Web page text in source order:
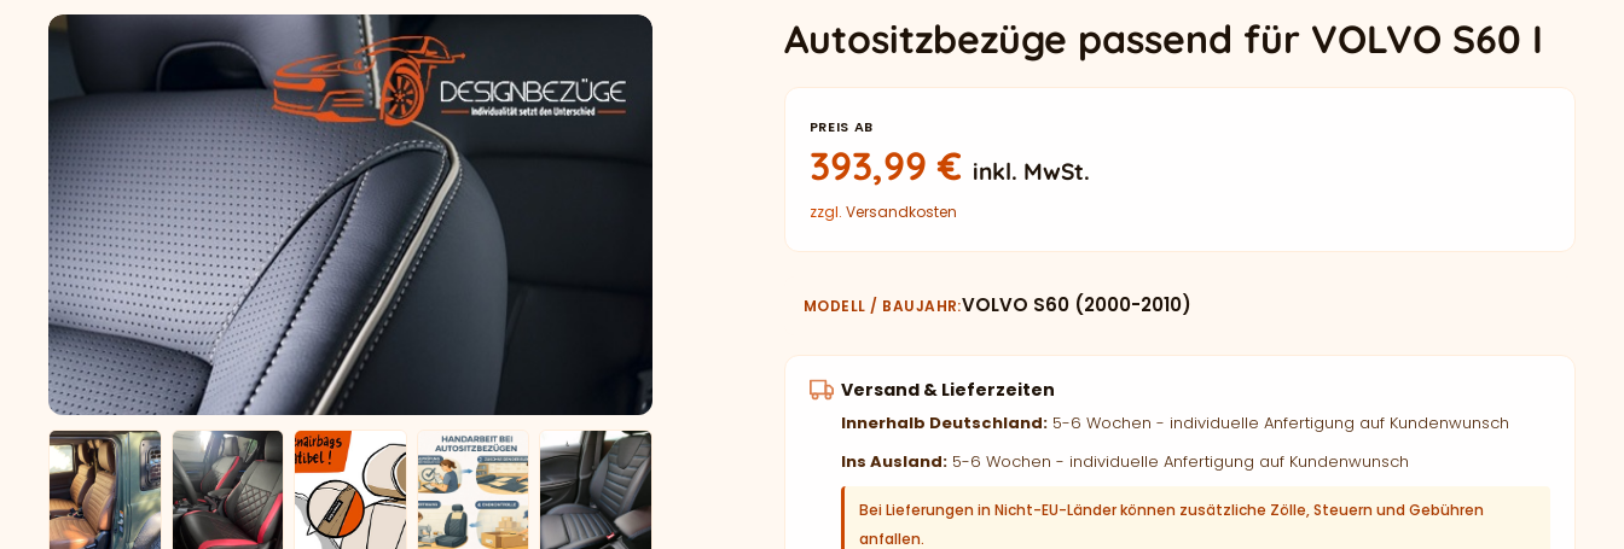
Autositzbezüge passend für VOLVO S60 I
PREIS AB
393,99€ inkl. MwSt.
zzgl. Versandkosten
MODELL / BAUJAHR VOLVO S60 (2000-2010)
Versand & Lieferzeiten
Innerhalb Deutschland:5-6 Wochen - individuelle Anfertigung auf Kundenwunsch
Ins Ausland:5-6 Wochen - individuelle Anfertigung auf Kundenwunsch
Bei Lieferungen in Nicht-EU-Länder können zusätzliche Zölle, Steuern und Gebühren
anfallen.